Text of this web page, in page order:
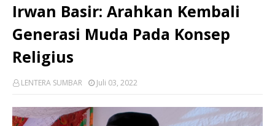
Irwan Basir: Arahkan Kembali
Generasi Muda Pada Konsep
Religius
LENTERA SUMBAR Juli 03, 2022